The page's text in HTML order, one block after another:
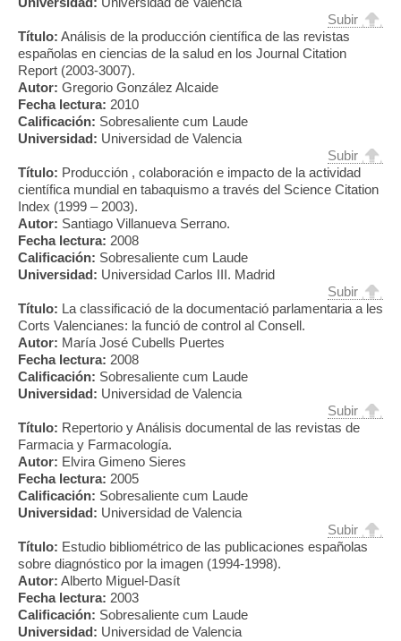
Subir
Título: Análisis de la producción científica de las revistas
españolas en ciencias de la salud en los Journal Citation
Report (2003-3007).
Autor: Gregorio González Alcaide
Fecha lectura: 2010
Calificación: Sobresaliente cum Laude
Universidad: Universidad de Valencia
Subir
Título: Producción , colaboración e impacto de la actividad
científica mundial en tabaquismo a través del Science Citation
Index (1999 – 2003).
Autor: Santiago Villanueva Serrano.
Fecha lectura: 2008
Calificación: Sobresaliente cum Laude
Universidad: Universidad Carlos III. Madrid
Subir
Título: La classificació de la documentació parlamentaria a les
Corts Valencianes: la funció de control al Consell.
Autor: María José Cubells Puertes
Fecha lectura: 2008
Calificación: Sobresaliente cum Laude
Universidad: Universidad de Valencia
Subir
Título: Repertorio y Análisis documental de las revistas de
Farmacia y Farmacología.
Autor: Elvira Gimeno Sieres
Fecha lectura: 2005
Calificación: Sobresaliente cum Laude
Universidad: Universidad de Valencia
Subir
Título: Estudio bibliométrico de las publicaciones españolas
sobre diagnóstico por la imagen (1994-1998).
Autor: Alberto Miguel-Dasít
Fecha lectura: 2003
Calificación: Sobresaliente cum Laude
Universidad: Universidad de Valencia